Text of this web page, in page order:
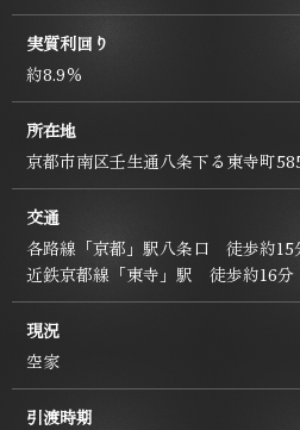
実質利回り
約8.9％
所在地
京都市南区壬生通八条下る東寺町
交通
各路線「京都」駅八条口 徒歩約15
近鉄京都線「東寺」駅 徒歩約16分
現況
空家
引渡時期